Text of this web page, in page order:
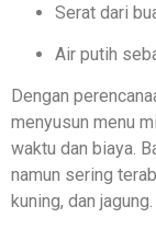
Serat dari
Air putih
Dengan
menyusun menu
waktu dan biaya.
namun sering
kuning, dan jagung.